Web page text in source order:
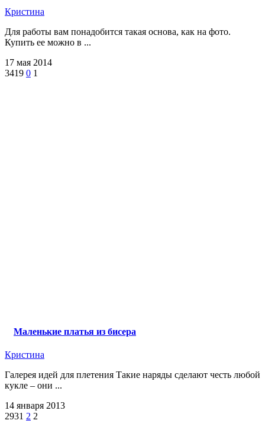
Кристина
Для работы вам понадобится такая основа, как на фото.
Купить ее можно в ...
17 мая 2014
3419 0 1
Маленькие платья из бисера
Кристина
Галерея идей для плетения Такие наряды сделают честь любой
кукле – они ...
14 января 2013
2931 2 2